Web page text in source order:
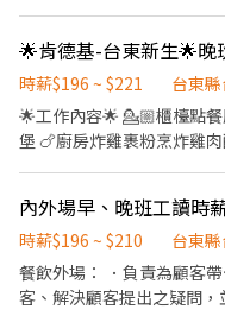
時薪$196 ~ $221
台東
🌟工作內容🌟 💁🏼櫃檯點餐服務客人 🍔內場餐點烤製產品、製作漢
堡 🍗廚房炸雞裹粉烹炸雞
內外場早、晚班工讀時
時薪$196 ~ $210
台東
餐飲外場： ．負責為顧客
客、解決顧客提出之疑問